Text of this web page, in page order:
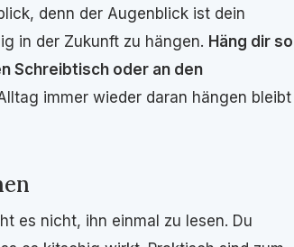
denn der Augenblick ist dein
in der Zukunft zu hängen. Häng dir so
Schreibtisch oder an den
immer wieder daran hängen bleibt
es nicht, ihn einmal zu lesen. Du